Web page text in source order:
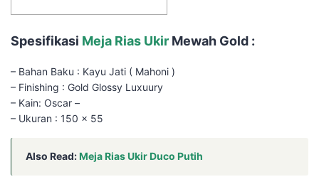
Spesifikasi Meja Rias Ukir Mewah Gold :
– Bahan Baku : Kayu Jati ( Mahoni )
– Finishing : Gold Glossy Luxuury
– Kain: Oscar –
– Ukuran : 150 x 55
Also Read:Meja Rias Ukir Duco Putih